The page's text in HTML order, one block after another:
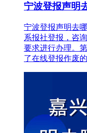
宁波登报声明
宁波登报声明去
系报社登报，咨
要求进行办理。
了在线登报作废